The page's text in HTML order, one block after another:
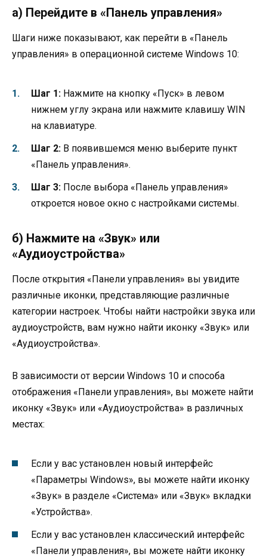
а) Перейдите в «Панель управления»
Шаги ниже показывают, как перейти в «Панель
управления» в операционной системе Windows 10:
Шаг 1: Нажмите на кнопку «Пуск» в левом
нижнем углу экрана или нажмите клавишу WIN
на клавиатуре.
Шаг 2: В появившемся меню выберите пункт
«Панель управления».
Шаг 3: После выбора «Панель управления»
откроется новое окно с настройками системы.
б) Нажмите на «Звук» или
«Аудиоустройства»
После открытия «Панели управления» вы увидите
различные иконки, представляющие различные
категории настроек. Чтобы найти настройки звука или
аудиоустройств, вам нужно найти иконку «Звук» или
«Аудиоустройства».
В зависимости от версии Windows 10 и способа
отображения «Панели управления», вы можете найти
иконку «Звук» или «Аудиоустройства» в различных
местах:
Если у вас установлен новый интерфейс
«Параметры Windows», вы можете найти иконку
«Звук» в разделе «Система» или «Звук» вкладки
«Устройства».
Если у вас установлен классический интерфейс
«Панели управления», вы можете найти иконку